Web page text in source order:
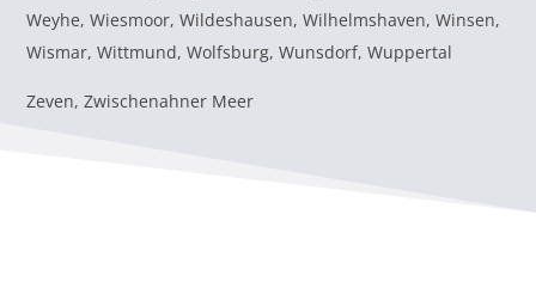
Weyhe, Wiesmoor, Wildeshausen, Wilhelmshaven, Winsen,
Wismar, Wittmund, Wolfsburg, Wunsdorf, Wuppertal
Zeven, Zwischenahner Meer